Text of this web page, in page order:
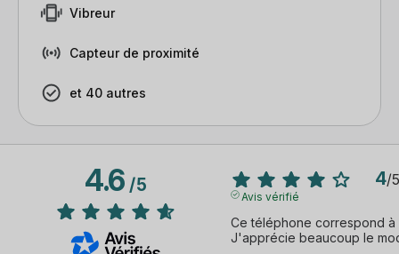
Vibreur
Capteur de proximité
et 40 autres
4.6/5 4/5
Avis vérifié
Ce téléphone correspond à
J'apprécie beaucoup le